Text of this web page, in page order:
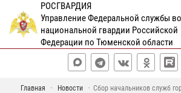
РОСГВАРДИЯ
Управление Федеральной службы
национальной гвардии Российской
Федерации по Тюменской области
Главная Новости
Сбор начальников служб